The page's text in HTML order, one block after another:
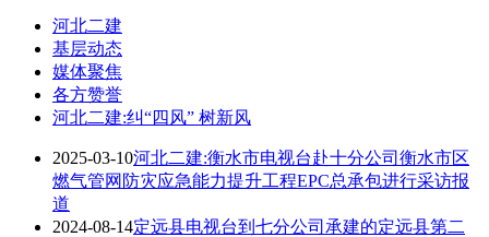
河北二建
基层动态
媒体聚焦
各方赞誉
河北二建:纠“四风” 树新风
2025-03-10河北二建:衡水市电视台赴十分公司衡水市区
燃气管网防灾应急能力提升工程EPC总承包进行采访报
道
2024-08-14定远县电视台到七分公司承建的定远县第二